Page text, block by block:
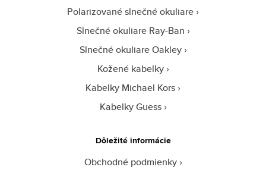
Polarizované slnečné okuliare
Slnečné okuliare Ray-Ban
Slnečné okuliare Oakley
Kožené kabelky
Kabelky Michael Kors
Kabelky Guess
Dôležité informácie
Obchodné podmienky